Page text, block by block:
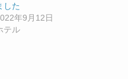
した
年9月12日
テル